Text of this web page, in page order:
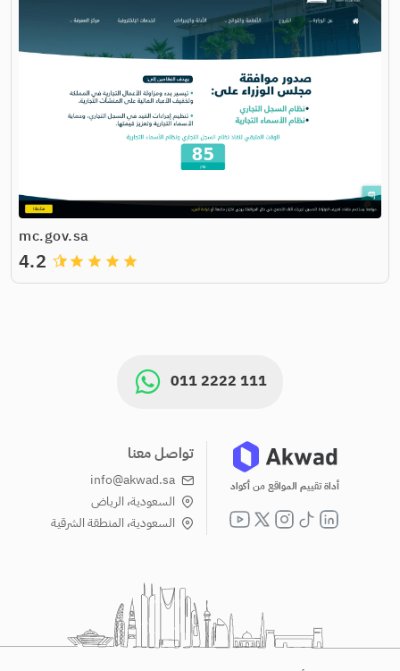
mc.gov.sa
grade
grade
grade
grade
4.2
011 2222 111
أداة تقييم المواقع من أكواد
تواصل معنا
info@akwad.sa
السعودية، الرياض
السعودية، المنطقة الشرقية